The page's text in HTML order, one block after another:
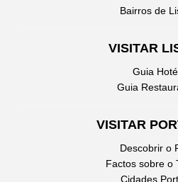
Bairros de
VISITAR
Guia
Guia
VISITAR
Descobrir o
Factos sobre o
Cidades